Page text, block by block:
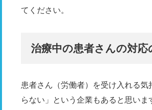
てください。
治療中の患者さんの対
患者さん（労働者）を受け入れる
らない」という企業もあると思い